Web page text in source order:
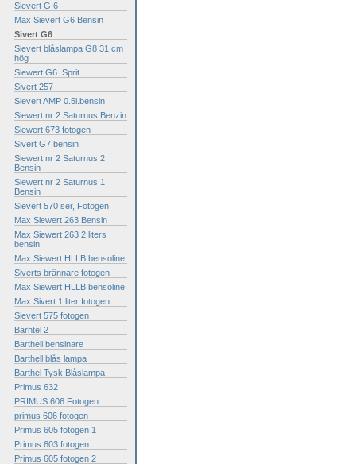
Sievert G 6
Max Sievert G6 Bensin
Sivert G6
Sievert blåslampa G8 31 cm
hög
Siewert G6. Sprit
Sivert 257
Sievert AMP 0.5l.bensin
Siewert nr 2 Saturnus Benzin
Siewert 673 fotogen
Sivert G7 bensin
Siewert nr 2 Saturnus 2
Bensin
Siewert nr 2 Saturnus 1
Bensin
Sievert 570 ser, Fotogen
Max Siewert 263 Bensin
Max Siewert 263 2 liters
bensin
Max Siewert HLLB bensoline
Siverts brännare fotogen
Max Siewert HLLB bensoline
Max Sivert 1 liter fotogen
Sievert 575 fotogen
Barhtel 2
Barthell bensinare
Barthell blås lampa
Barthel Tysk Blåslampa
Primus 632
PRIMUS 606 Fotogen
primus 606 fotogen
Primus 605 fotogen 1
Primus 603 fotogen
Primus 605 fotogen 2